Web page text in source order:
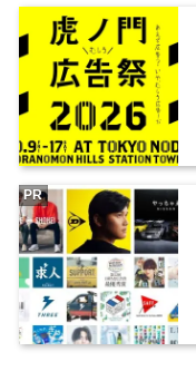
PR